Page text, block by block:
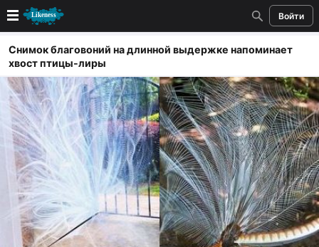
Войти
Новые
Лучшие
Голосование
Кандидаты
Случайное сходство 👍
Создать сходство
Снимок благовоний на длинной выдержке напоминает
хвост птицы-лиры